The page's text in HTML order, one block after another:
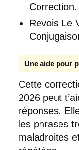
Correction.
Revois Le
Une aide pour
Cette
2026 peut
réponses.
les phrases
maladroites